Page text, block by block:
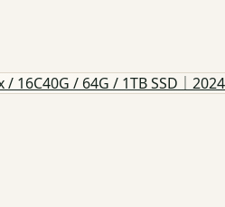
16C40G / 64G / 1TB SSD｜2024